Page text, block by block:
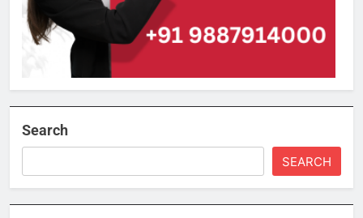
Search
SEARCH